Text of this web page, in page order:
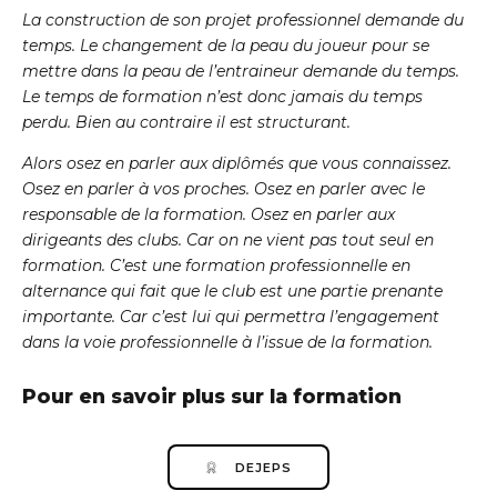
La construction de son projet professionnel demande du
temps. Le changement de la peau du joueur pour se
mettre dans la peau de l’entraineur demande du temps.
Le temps de formation n’est donc jamais du temps
perdu. Bien au contraire il est structurant.
Alors osez en parler aux diplômés que vous connaissez.
Osez en parler à vos proches. Osez en parler avec le
responsable de la formation. Osez en parler aux
dirigeants des clubs. Car on ne vient pas tout seul en
formation. C’est une formation professionnelle en
alternance qui fait que le club est une partie prenante
importante. Car c’est lui qui permettra l’engagement
dans la voie professionnelle à l’issue de la formation.
Pour en savoir plus sur la formation
DEJEPS